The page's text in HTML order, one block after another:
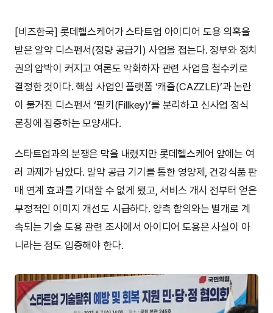
[비즈한국] 롯데헬스케어가 스타트업 아이디어 도용 의혹을
받은 알약 디스펜서(정량 공급기) 사업을 접는다. 정부와 정치
권의 압박이 커지고 여론도 악화하자 관련 사업을 철수키로
결정한 것이다. 핵심 사업인 플랫폼 ‘캐즐(CAZZLE)’과 논란
이 불거진 디스펜서 ‘필키(Fillkey)’를 분리하고 신사업 정식
론칭에 집중하는 모양새다.
스타트업과의 분쟁은 막을 내렸지만 롯데헬스케어 앞에는 여
러 과제가 남았다. 알약 공급 기기를 통한 영양제, 건강식품 판
매 연계 효과를 기대할 수 없게 됐고, 서비스 개시 전부터 얻은
부정적인 이미지 개선도 시급하다. 양측 합의와는 별개로 계
속되는 기술 도용 관련 조사에서 아이디어 도용은 사실이 아
니라는 점도 입증해야 한다.